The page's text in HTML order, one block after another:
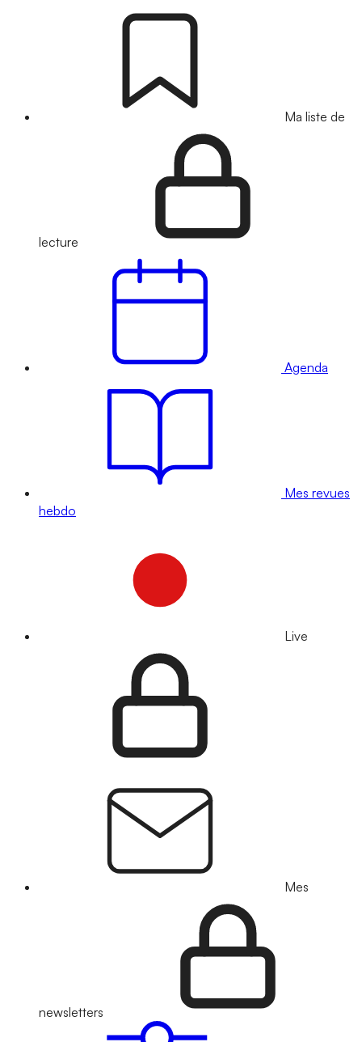
Ma liste de
lecture
Agenda
Mes revues
hebdo
Live
Mes
newsletters